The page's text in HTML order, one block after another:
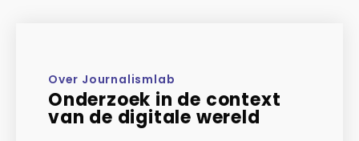
Over Journalismlab
Onderzoek in de context
van de digitale wereld